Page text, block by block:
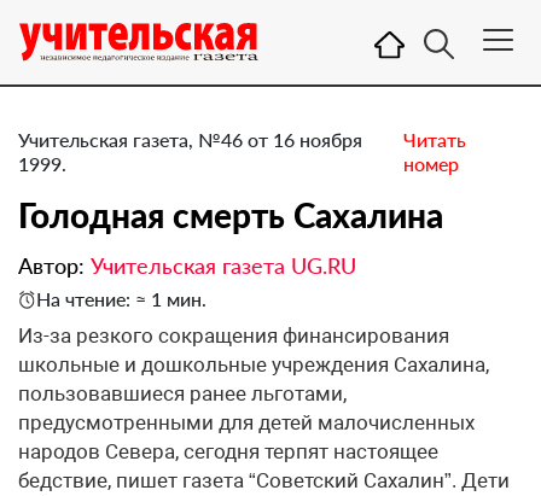
Учительская газета, №46 от 16 ноября
1999.
Читать
номер
Голодная смерть Сахалина
Автор: Учительская газета UG.RU
На чтение: ≈ 1 мин.
Из-за резкого сокращения финансирования
школьные и дошкольные учреждения Сахалина,
пользовавшиеся ранее льготами,
предусмотренными для детей малочисленных
народов Севера, сегодня терпят настоящее
бедствие, пишет газета “Советский Сахалин”. Дети